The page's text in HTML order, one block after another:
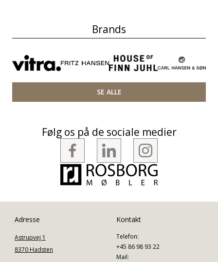
Brands
SE ALLE
Følg os på de sociale medier
Adresse
Astrupvej 1
8370 Hadsten
Kontakt
Telefon:
+45 86 98 93 22
Mail: